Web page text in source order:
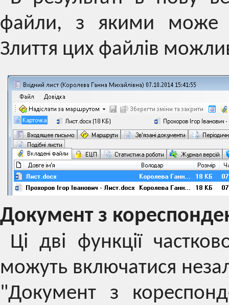
файли, з якими може
Злиття цих файлів
Документ з
Ці дві функції
можуть включатися
"Документ з